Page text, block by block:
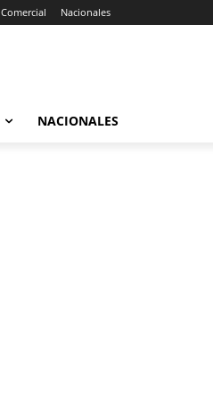
Comercial Nacionales
NACIONALES